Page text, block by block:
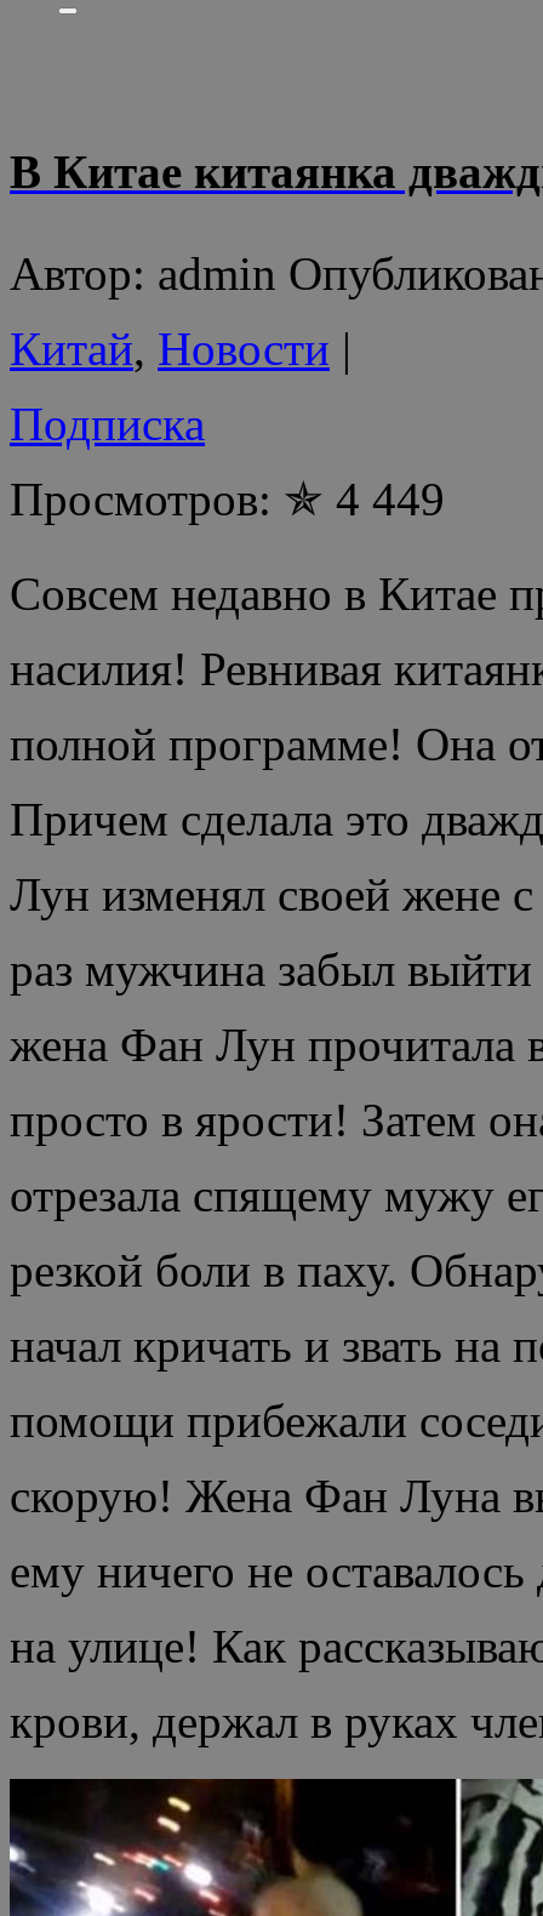
В Китае китаянка
Автор: admin
Китай, Новости |
Подписка
Просмотров: ✯ 4 449
Совсем недавно в Китае
насилия! Ревнивая
полной программе! Она
Причем сделала это
Лун изменял своей жене
раз мужчина забыл выйти
жена Фан Лун прочитала
просто в ярости! Затем
отрезала спящему мужу
резкой боли в паху.
начал кричать и звать
помощи прибежали
скорую! Жена Фан Луна
ему ничего не
на улице! Как
крови, держал в руках